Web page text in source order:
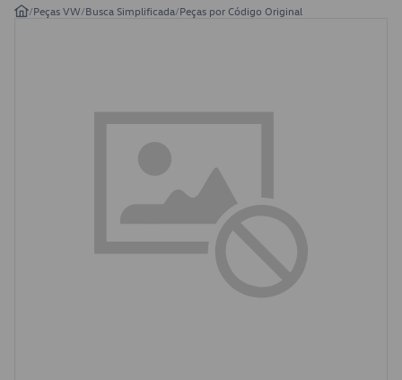
/Peças VW/Busca Simplificada/Peças por Código Original